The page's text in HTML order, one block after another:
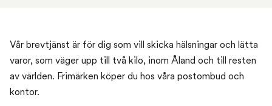
Vår brevtjänst är för dig som vill skicka hälsningar och lätta
varor, som väger upp till två kilo, inom Åland och till resten
av världen. Frimärken köper du hos våra postombud och
kontor.